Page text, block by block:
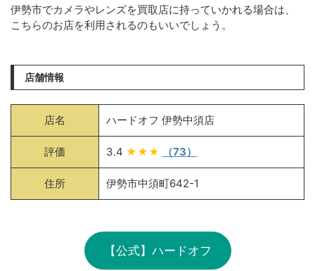
伊勢市でカメラやレンズを買取店に持っていかれる場合は、
こちらのお店を利用されるのもいいでしょう。
店舗情報
店名 ハードオフ 伊勢中須店
評価 3.4 ★★★ （73）
住所 伊勢市中須町642-1
【公式】ハードオフ